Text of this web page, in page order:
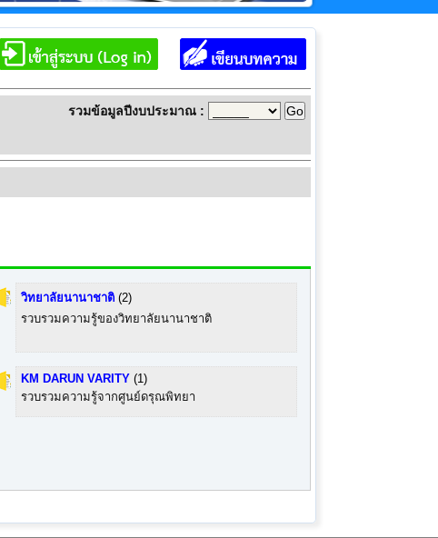
รวมข้อมูลปีงบประมาณ :
วิทยาลัยนานาชาติ(2)
รวบรวมความรู้ของวิทยาลัยนานาชาติ
KM DARUN VARITY(1)
รวบรวมความรู้จากศูนย์ดรุณพิทยา